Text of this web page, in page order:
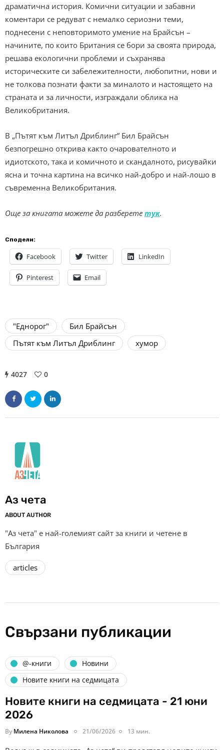
драматична история. Комични ситуации и забавни
коментари се редуват с немалко сериозни теми,
поднесени с неповторимото умение на Брайсън –
начините, по които Британия се бори за своята природа,
решава екологични проблеми и съхранява
историческите си забележителности, любопитни, нови и
не толкова познати факти за миналото и настоящето на
страната и за личности, изграждали облика на
Великобритания.
В „Пътят към Литъл Дриблинг” Бил Брайсън
безпогрешно открива както очарователното и
идиотското, така и комичното и скандалното, рисувайки
ясна и точна картина на всичко най-добро и най-лошо в
съвременна Великобритания.
Още за книгата можете да разберете тук.
Сподели:
Facebook Twitter LinkedIn
Pinterest Email
"Еднорог"
Бил Брайсън
Пътят към Литъл Дриблинг
хумор
4027 0
Аз чета
ABOUT AUTHOR
"Аз чета" е най-големият сайт за книги и четене в
България
articles
Свързани публикации
@-книги
Новини
Новите книги на седмицата
Новите книги на седмицата - 21 юни
2026
By Милена Николова 21/06/2026 13 мин.